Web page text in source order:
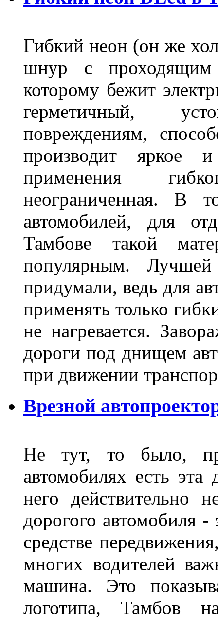
Гибкий неон (он же
шнур с
которому бежит
герметичный,
повреждениям,
производит яркое
применения
неограниченная.
автомобилей, для
Тамбове такой
популярным.
придумали, ведь для
применять только
не нагревается.
дороги под днищем
при движении
Врезной
Не тут, то было,
автомобилях есть
него действительно
дорогого автомобиля
средстве
многих водителей
машина. Это
логотипа, Тамбов